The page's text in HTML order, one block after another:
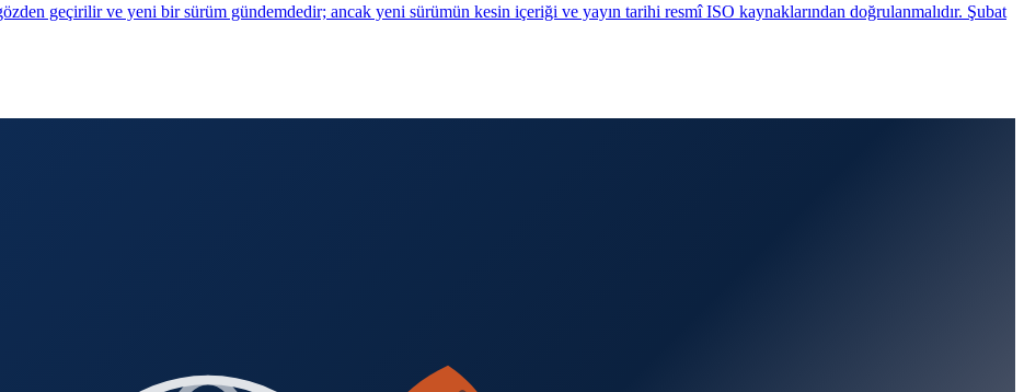
geçirilir ve yeni bir sürüm gündemdedir; ancak yeni sürümün kesin içeriği ve yayın tarihi resmî ISO kaynaklarından doğrulanmalıdır. Şubat